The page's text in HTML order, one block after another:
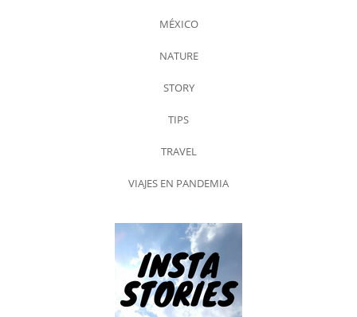
MÉXICO
NATURE
STORY
TIPS
TRAVEL
VIAJES EN PANDEMIA